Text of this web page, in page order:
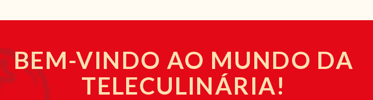
BEM-VINDO AO MUNDO DA
TELECULINÁRIA!